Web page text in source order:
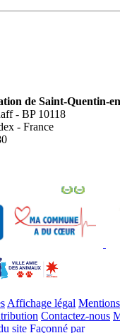
de Saint-Quentin-
- BP 10118
- France
Affichage légal
Contactez-nous
site Façonné par